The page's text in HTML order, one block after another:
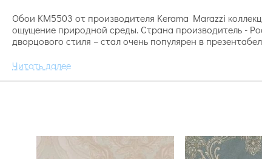
Обои KM5503 от производителя Kerama Marazzi
ощущение природной среды. Страна производитель -
дворцового стиля – стал очень популярен в